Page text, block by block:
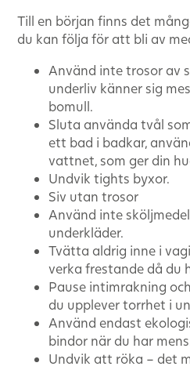
Till en början finns det
du kan följa för att bli av
Använd inte trosor av
underliv känner sig
bomull.
Sluta använda tvål
ett bad i badkar,
vattnet, som ger din
Undvik tights byxor.
Siv utan trosor
Använd inte
underkläder.
Tvätta aldrig inne i
verka frestande då du
Pause intimrakning
du upplever torrhet i
Använd endast
bindor när du har
Undvik att röka – det